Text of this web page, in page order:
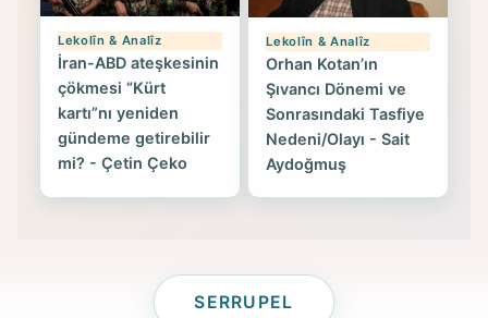
Lekolîn & Analîz
İran-ABD ateşkesinin
çökmesi “Kürt
kartı”nı yeniden
gündeme getirebilir
mi? - Çetin Çeko
Lekolîn & Analîz
Orhan Kotan’ın
Şıvancı Dönemi ve
Sonrasındaki Tasfiye
Nedeni/Olayı - Sait
Aydoğmuş
SERRUPEL